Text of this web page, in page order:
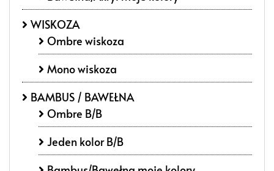
WISKOZA
Ombre wiskoza
Mono wiskoza
BAMBUS / BAWEŁNA
Ombre B/B
Jeden kolor B/B